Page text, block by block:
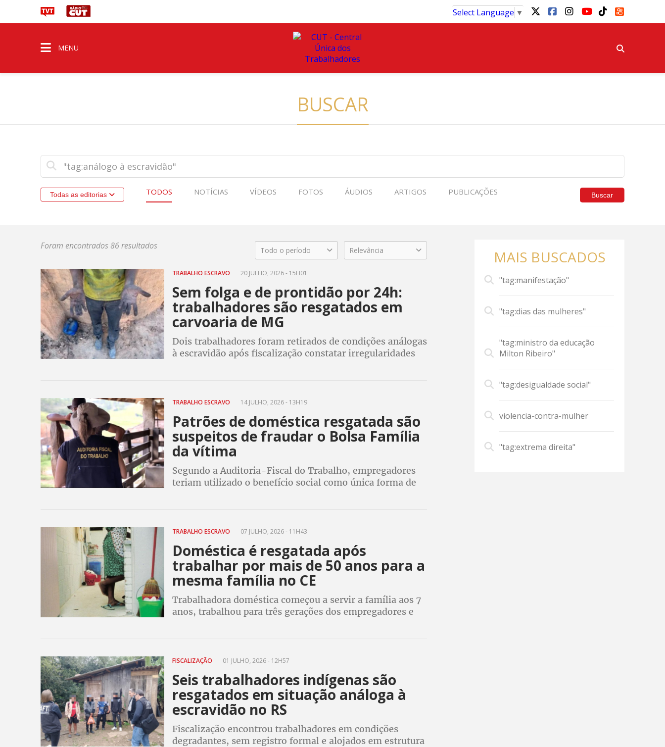
Select Language ▼
MENU
BUSCAR
Todas as editorias TODOS NOTÍCIAS VÍDEOS FOTOS ÁUDIOS ARTIGOS PUBLICAÇÕES Buscar
Foram encontrados 86 resultados Todo o período Relevância
TRABALHO ESCRAVO 20 JULHO, 2026 - 15H01
Sem folga e de prontidão por 24h:
trabalhadores são resgatados em
carvoaria de MG
Dois trabalhadores foram retirados de condições análogas
à escravidão após fiscalização constatar irregularidades
TRABALHO ESCRAVO 14 JULHO, 2026 - 13H19
Patrões de doméstica resgatada são
suspeitos de fraudar o Bolsa Família
da vítima
Segundo a Auditoria-Fiscal do Trabalho, empregadores
teriam utilizado o benefício social como única forma de
TRABALHO ESCRAVO 07 JULHO, 2026 - 11H43
Doméstica é resgatada após
trabalhar por mais de 50 anos para a
mesma família no CE
Trabalhadora doméstica começou a servir a família aos 7
anos, trabalhou para três gerações dos empregadores e
FISCALIZAÇÃO 01 JULHO, 2026 - 12H57
Seis trabalhadores indígenas são
resgatados em situação análoga à
escravidão no RS
Fiscalização encontrou trabalhadores em condições
degradantes, sem registro formal e alojados em estrutura
MAIS BUSCADOS
"tag:manifestação"
"tag:dias das mulheres"
"tag:ministro da educação
Milton Ribeiro"
"tag:desigualdade social"
violencia-contra-mulher
"tag:extrema direita"